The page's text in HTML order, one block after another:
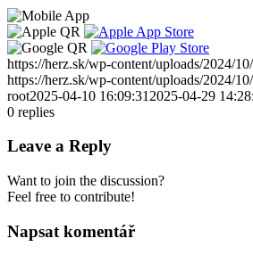
https://herz.sk/wp-content/uploads/2024/
https://herz.sk/wp-content/uploads/2024/
root2025-04-10 16:09:31 2025-04-29
0 replies
Leave a Reply
Want to join the discussion?
Feel free to contribute!
Napsat komentář